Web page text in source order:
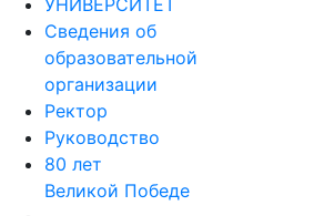
Сведения об
образовательной
организации
Ректор
Руководство
80 лет
Великой Победе